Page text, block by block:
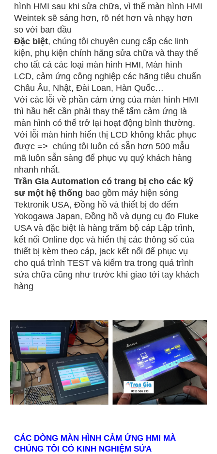
hình HMI sau khi sửa chữa, vì thế màn hình HMI
Weintek sẽ sáng hơn, rõ nét hơn và nhạy hơn
so với ban đầu
Đặc biệt, chúng tôi chuyên cung cấp các linh
kiện, phụ kiện chính hãng sửa chữa và thay thế
cho tất cả các loại màn hình HMI, Màn hình
LCD, cảm ứng công nghiệp các hãng tiêu chuẩn
Châu Âu, Nhật, Đài Loan, Hàn Quốc…
Với các lỗi về phần cảm ứng của màn hình HMI
thì hầu hết cần phải thay thế tấm cảm ứng là
màn hình có thể trở lại hoạt động bình thường.
Với lỗi màn hình hiển thị LCD không khắc phục
được => chúng tôi luôn có sẵn hơn 500 mẫu
mã luôn sẵn sàng để phục vụ quý khách hàng
nhanh nhất.
Trần Gia Automation có trang bị cho các kỹ
sư một hệ thống bao gồm máy hiện sóng
Tektronik USA, Đồng hồ và thiết bị đo đếm
Yokogawa Japan, Đồng hồ và dụng cụ đo Fluke
USA và đặc biệt là hàng trăm bộ cáp Lập trình,
kết nối Online đọc và hiển thị các thông số của
thiết bị kèm theo cáp, jack kết nối để phục vụ
cho quá trình TEST và kiểm tra trong quá trình
sửa chữa cũng như trước khi giao tới tay khách
hàng
CÁC DÒNG MÀN HÌNH CẢM ỨNG HMI MÀ
CHÚNG TÔI CÓ KINH NGHIỆM SỬA